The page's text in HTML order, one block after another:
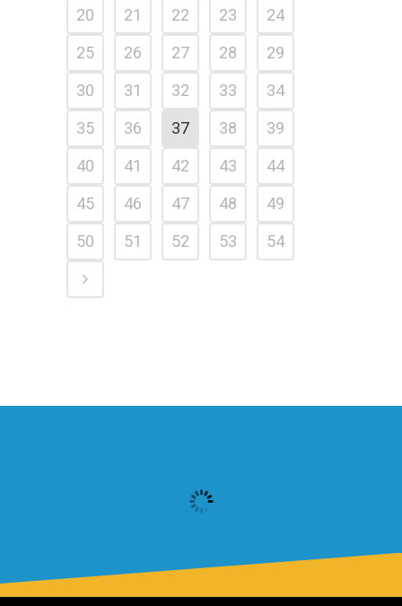
20
21 22 23
24
25
26 27 28
29
30
31 32 33
34
35
36 37 38
39
40
41 42 43
44
45
46 47 48
49
50
51 52 53 54